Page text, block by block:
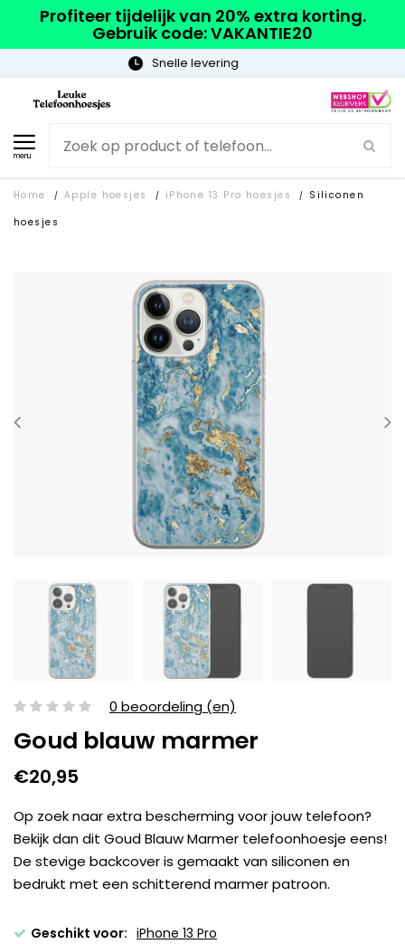
Profiteer tijdelijk van 20% extra korting.
Gebruik code: VAKANTIE20
Gratis verzending
menu
Home / Apple hoesjes / iPhone 13 Pro hoesjes /
Siliconen
hoesjes
0 beoordeling (en)
Goud blauw marmer
€20,95
Op zoek naar extra bescherming voor jouw telefoon?
Bekijk dan dit Goud Blauw Marmer telefoonhoesje eens!
De stevige backcover is gemaakt van siliconen en
bedrukt met een schitterend marmer patroon.
Geschikt voor: iPhone 13 Pro